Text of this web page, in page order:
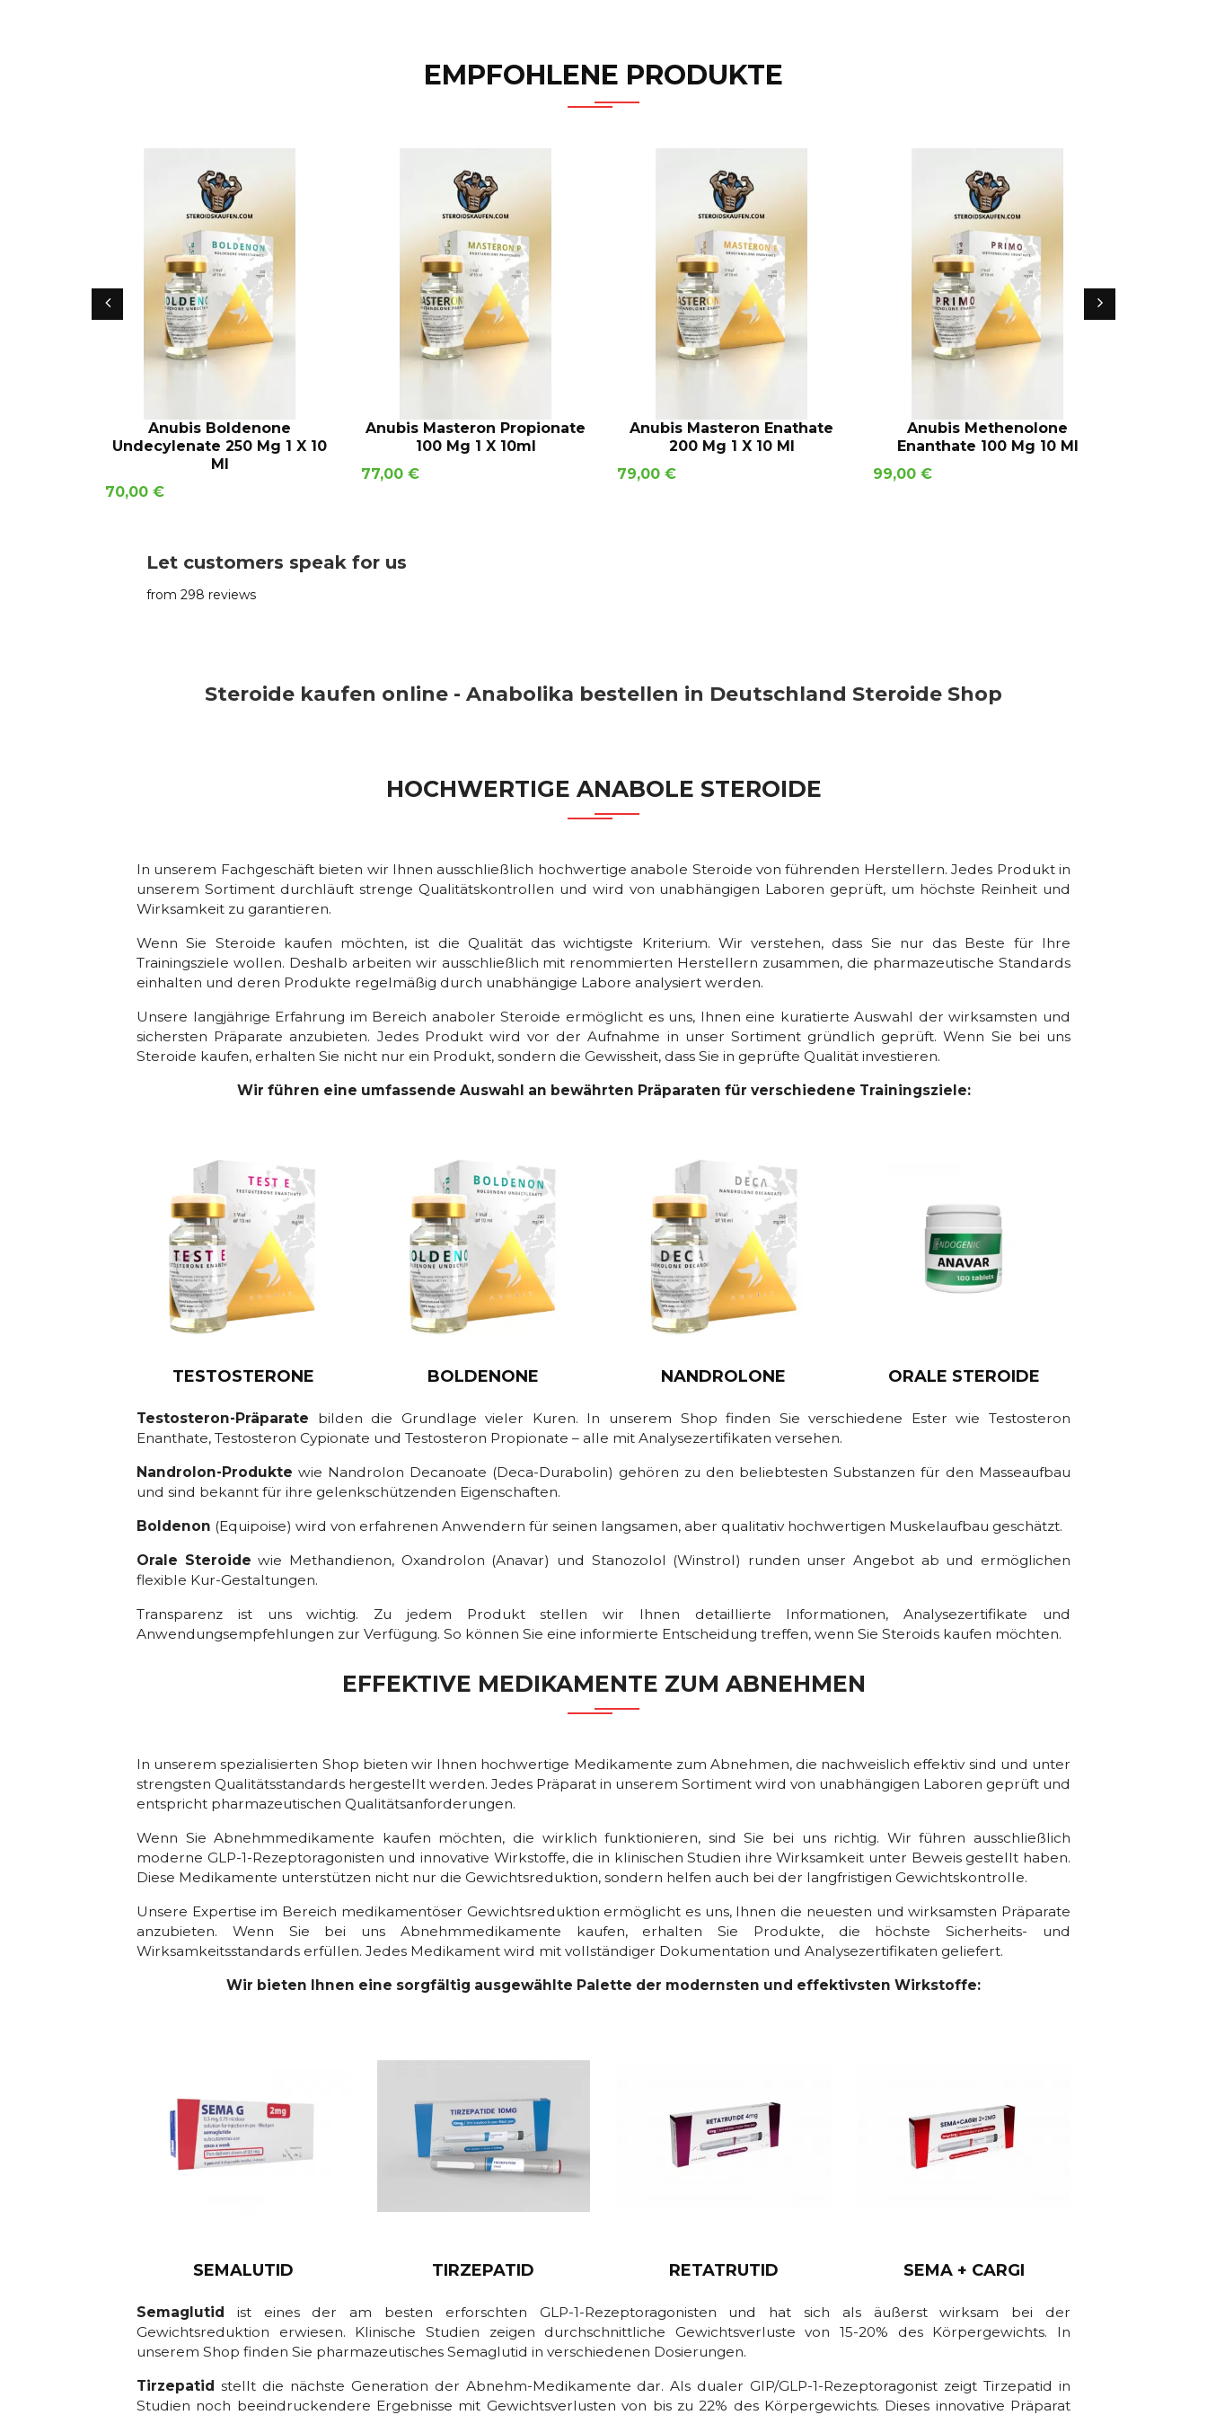
EMPFOHLENE PRODUKTE
IN DEN WARENKORB
Anubis Boldenone
Undecylenate 250 Mg 1 X 10
Ml
Preis
70,00 €
IN DEN WARENKORB
Anubis Masteron Propionate
100 Mg 1 X 10ml
Preis
77,00 €
IN DEN WARENKORB
Anubis Masteron Enathate
200 Mg 1 X 10 Ml
Preis
79,00 €
IN DEN WARENKORB
Anubis Methenolone
Enanthate 100 Mg 10 Ml
Preis
99,00 €
Let customers speak for us
from 298 reviews
Steroide kaufen online - Anabolika bestellen in Deutschland Steroide Shop
HOCHWERTIGE ANABOLE STEROIDE
In unserem Fachgeschäft bieten wir Ihnen ausschließlich hochwertige anabole Steroide von führenden Herstellern. Jedes Produkt in
unserem Sortiment durchläuft strenge Qualitätskontrollen und wird von unabhängigen Laboren geprüft, um höchste Reinheit und
Wirksamkeit zu garantieren.
Wenn Sie Steroide kaufen möchten, ist die Qualität das wichtigste Kriterium. Wir verstehen, dass Sie nur das Beste für Ihre
Trainingsziele wollen. Deshalb arbeiten wir ausschließlich mit renommierten Herstellern zusammen, die pharmazeutische Standards
einhalten und deren Produkte regelmäßig durch unabhängige Labore analysiert werden.
Unsere langjährige Erfahrung im Bereich anaboler Steroide ermöglicht es uns, Ihnen eine kuratierte Auswahl der wirksamsten und
sichersten Präparate anzubieten. Jedes Produkt wird vor der Aufnahme in unser Sortiment gründlich geprüft. Wenn Sie bei uns
Steroide kaufen, erhalten Sie nicht nur ein Produkt, sondern die Gewissheit, dass Sie in geprüfte Qualität investieren.
Wir führen eine umfassende Auswahl an bewährten Präparaten für verschiedene Trainingsziele:
TESTOSTERONE BOLDENONE NANDROLONE ORALE STEROIDE
Testosteron-Präparate bilden die Grundlage vieler Kuren. In unserem Shop finden Sie verschiedene Ester wie Testosteron
Enanthate, Testosteron Cypionate und Testosteron Propionate – alle mit Analysezertifikaten versehen.
Nandrolon-Produkte wie Nandrolon Decanoate (Deca-Durabolin) gehören zu den beliebtesten Substanzen für den Masseaufbau
und sind bekannt für ihre gelenkschützenden Eigenschaften.
Boldenon (Equipoise) wird von erfahrenen Anwendern für seinen langsamen, aber qualitativ hochwertigen Muskelaufbau geschätzt.
Orale Steroide wie Methandienon, Oxandrolon (Anavar) und Stanozolol (Winstrol) runden unser Angebot ab und ermöglichen
flexible Kur-Gestaltungen.
Transparenz ist uns wichtig. Zu jedem Produkt stellen wir Ihnen detaillierte Informationen, Analysezertifikate und
Anwendungsempfehlungen zur Verfügung. So können Sie eine informierte Entscheidung treffen, wenn Sie Steroids kaufen möchten.
EFFEKTIVE MEDIKAMENTE ZUM ABNEHMEN
In unserem spezialisierten Shop bieten wir Ihnen hochwertige Medikamente zum Abnehmen, die nachweislich effektiv sind und unter
strengsten Qualitätsstandards hergestellt werden. Jedes Präparat in unserem Sortiment wird von unabhängigen Laboren geprüft und
entspricht pharmazeutischen Qualitätsanforderungen.
Wenn Sie Abnehmmedikamente kaufen möchten, die wirklich funktionieren, sind Sie bei uns richtig. Wir führen ausschließlich
moderne GLP-1-Rezeptoragonisten und innovative Wirkstoffe, die in klinischen Studien ihre Wirksamkeit unter Beweis gestellt haben.
Diese Medikamente unterstützen nicht nur die Gewichtsreduktion, sondern helfen auch bei der langfristigen Gewichtskontrolle.
Unsere Expertise im Bereich medikamentöser Gewichtsreduktion ermöglicht es uns, Ihnen die neuesten und wirksamsten Präparate
anzubieten. Wenn Sie bei uns Abnehmmedikamente kaufen, erhalten Sie Produkte, die höchste Sicherheits- und
Wirksamkeitsstandards erfüllen. Jedes Medikament wird mit vollständiger Dokumentation und Analysezertifikaten geliefert.
Wir bieten Ihnen eine sorgfältig ausgewählte Palette der modernsten und effektivsten Wirkstoffe:
SEMALUTID TIRZEPATID RETATRUTID SEMA + CARGI
Semaglutid
ist eines der am besten erforschten GLP-1-Rezeptoragonisten und hat sich als äußerst wirksam bei der
Gewichtsreduktion erwiesen. Klinische Studien zeigen durchschnittliche Gewichtsverluste von 15-20% des Körpergewichts. In
unserem Shop finden Sie pharmazeutisches Semaglutid in verschiedenen Dosierungen.
Tirzepatid stellt die nächste Generation der Abnehm-Medikamente dar. Als dualer GIP/GLP-1-Rezeptoragonist zeigt Tirzepatid in
Studien noch beeindruckendere Ergebnisse mit Gewichtsverlusten von bis zu 22% des Körpergewichts. Dieses innovative Präparat